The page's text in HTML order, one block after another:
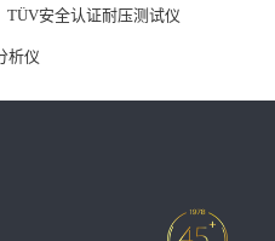
TÜV安全认证耐压测试仪
析仪